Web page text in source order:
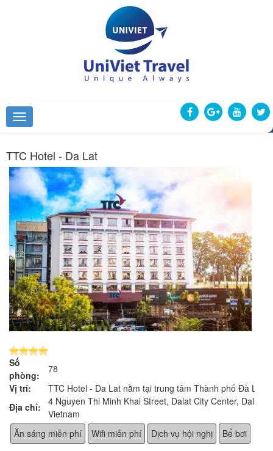
TTC Hotel - Da Lat
Số
phòng:
78
Vị trí:
TTC Hotel - Da Lat nằm tại trung tâm Thành phố Đà Lạt,
Địa chỉ:
4 Nguyen Thi Minh Khai Street, Dalat City Center, Dalat,
Vietnam
Ăn sáng miễn phí
Wifi miễn phí Dịch vụ hội nghị Bể bơi